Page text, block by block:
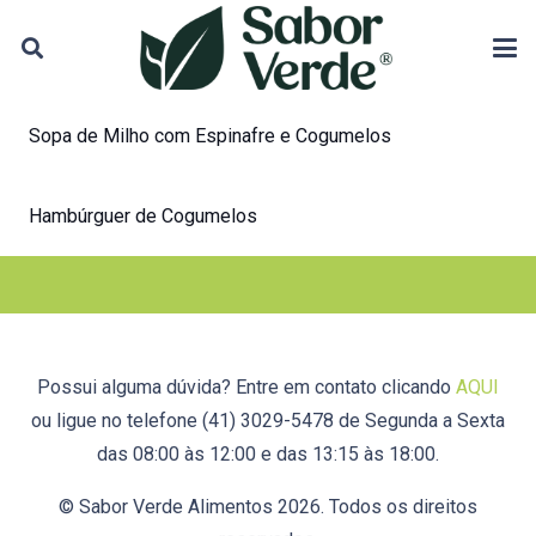
Sopa de Milho com Espinafre e Cogumelos
Hambúrguer de Cogumelos
Possui alguma dúvida? Entre em contato clicando AQUI
ou ligue no telefone (41) 3029-5478 de Segunda a Sexta
das 08:00 às 12:00 e das 13:15 às 18:00.
© Sabor Verde Alimentos 2026. Todos os direitos